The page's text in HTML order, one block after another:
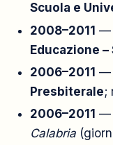
Scuola e
2008–2011 —
Educazione
2006–2011 —
Presbiterale;
2006–2011 —
Calabria